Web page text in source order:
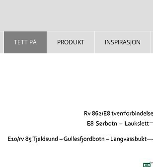
TETT PÅ PRODUKT INSPIRASJON